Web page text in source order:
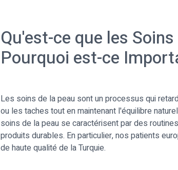
Qu'est-ce que les
Pourquoi est-ce
Les soins de la peau sont un processus qui
ou les taches tout en maintenant l'équilibre
soins de la peau se caractérisent par des
produits durables. En particulier, nos patients
de haute qualité de la Turquie.